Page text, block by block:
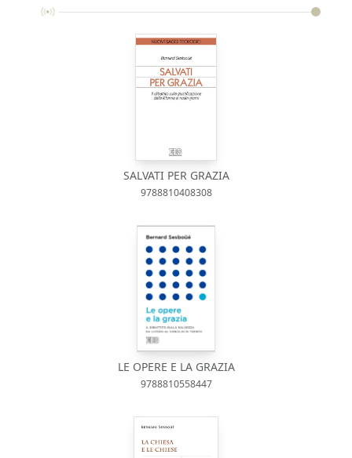
SALVATI PER GRAZIA
9788810408308
LE OPERE E LA GRAZIA
9788810558447